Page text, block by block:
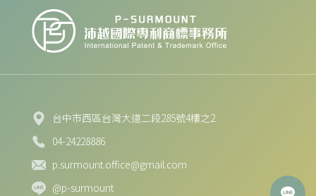
台中市西區台灣大道二段285號4樓之2
04-24228886
p.surmount.office@gmail.com
@p-surmount